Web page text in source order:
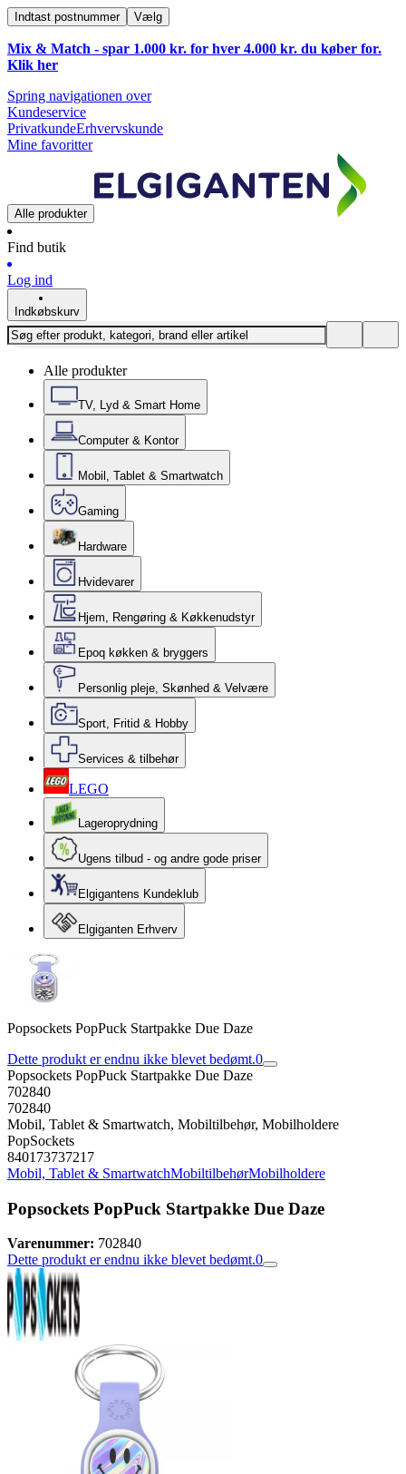
Indtast postnummer Vælg
Mix & Match - spar 1.000 kr. for hver 4.000 kr. du køber for.
Klik her
Spring navigationen over
Kundeservice
PrivatkundeErhvervskunde
Mine favoritter
Alle produkter
Find butik
Log ind
Indkøbskurv
Alle produkter
TV, Lyd & Smart Home
Computer & Kontor
Mobil, Tablet & Smartwatch
Gaming
Hardware
Hvidevarer
Hjem, Rengøring & Køkkenudstyr
Epoq køkken & bryggers
Personlig pleje, Skønhed & Velvære
Sport, Fritid & Hobby
Services & tilbehør
LEGO
Lageroprydning
Ugens tilbud - og andre gode priser
Elgigantens Kundeklub
Elgiganten Erhverv
Popsockets PopPuck Startpakke Due Daze
Dette produkt er endnu ikke blevet bedømt.0
Popsockets PopPuck Startpakke Due Daze
702840
702840
Mobil, Tablet & Smartwatch, Mobiltilbehør, Mobilholdere
PopSockets
840173737217
Mobil, Tablet & SmartwatchMobiltilbehørMobilholdere
Popsockets PopPuck Startpakke Due Daze
Varenummer: 702840
Dette produkt er endnu ikke blevet bedømt.0